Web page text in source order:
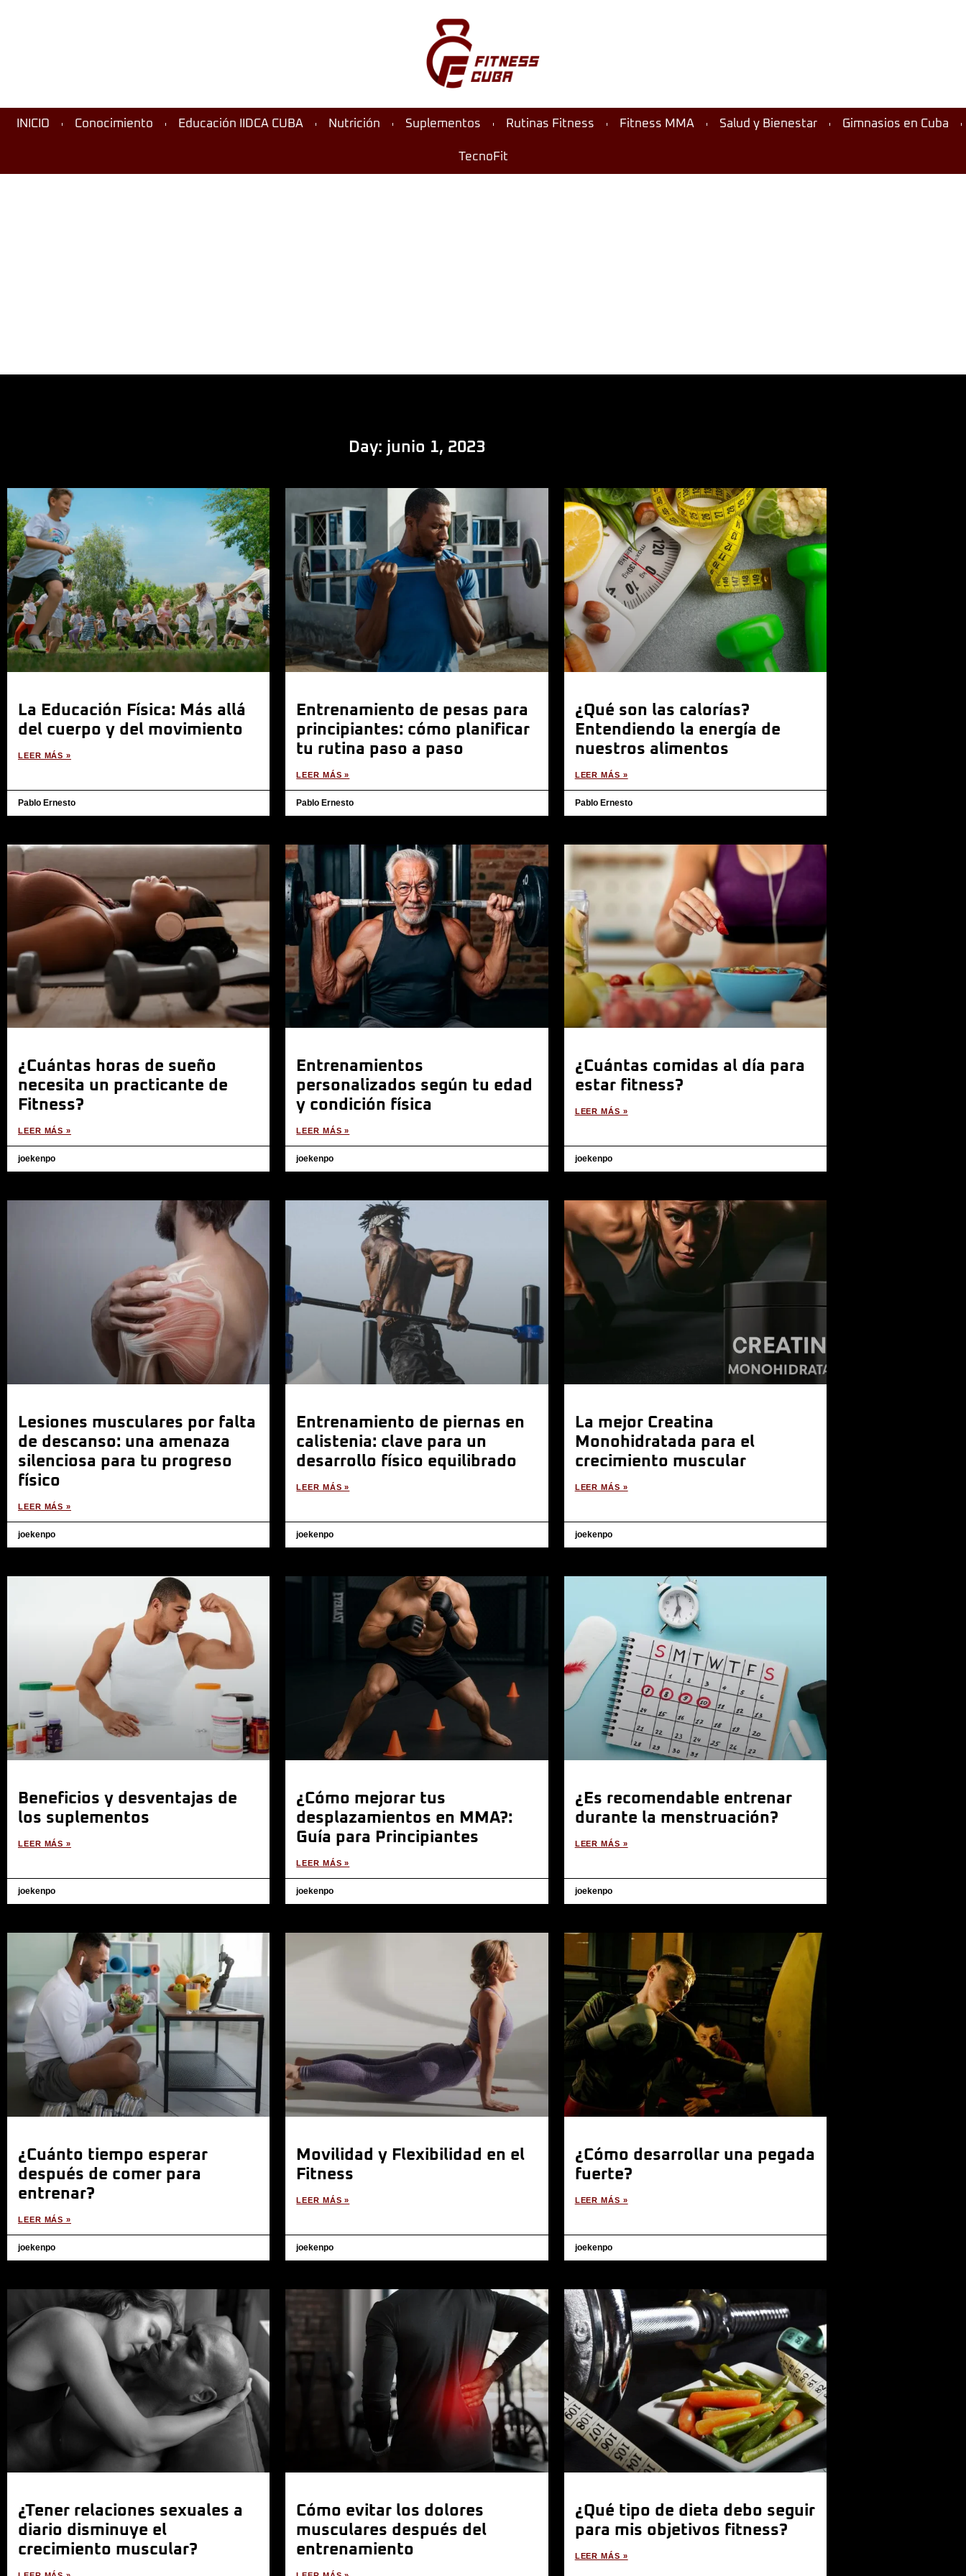
INICIO Conocimiento Educación IIDCA CUBA Nutrición Suplementos Rutinas Fitness Fitness MMA Salud y Bienestar Gimnasios en Cuba
TecnoFit
Day: junio 1, 2023
La Educación Física: Más allá
del cuerpo y del movimiento
LEER MÁS »
Pablo Ernesto
Entrenamiento de pesas para
principiantes: cómo planificar
tu rutina paso a paso
LEER MÁS »
Pablo Ernesto
¿Qué son las calorías?
Entendiendo la energía de
nuestros alimentos
LEER MÁS »
Pablo Ernesto
¿Cuántas horas de sueño
necesita un practicante de
Fitness?
LEER MÁS »
joekenpo
Entrenamientos
personalizados según tu edad
y condición física
LEER MÁS »
joekenpo
¿Cuántas comidas al día para
estar fitness?
LEER MÁS »
joekenpo
Lesiones musculares por falta
de descanso: una amenaza
silenciosa para tu progreso
físico
LEER MÁS »
joekenpo
Entrenamiento de piernas en
calistenia: clave para un
desarrollo físico equilibrado
LEER MÁS »
joekenpo
La mejor Creatina
Monohidratada para el
crecimiento muscular
LEER MÁS »
joekenpo
Beneficios y desventajas de
los suplementos
LEER MÁS »
joekenpo
¿Cómo mejorar tus
desplazamientos en MMA?:
Guía para Principiantes
LEER MÁS »
joekenpo
¿Es recomendable entrenar
durante la menstruación?
LEER MÁS »
joekenpo
¿Cuánto tiempo esperar
después de comer para
entrenar?
LEER MÁS »
joekenpo
Movilidad y Flexibilidad en el
Fitness
LEER MÁS »
joekenpo
¿Cómo desarrollar una pegada
fuerte?
LEER MÁS »
joekenpo
¿Tener relaciones sexuales a
diario disminuye el
crecimiento muscular?
Cómo evitar los dolores
musculares después del
entrenamiento
¿Qué tipo de dieta debo seguir
para mis objetivos fitness?
LEER MÁS »